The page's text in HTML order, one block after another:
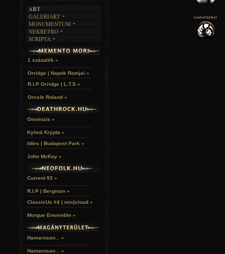
ART
GALERIART
ARTGALERI
KÉPREGÉNYEK
LAKÁSKULTS
MONUMENTUM
TEMETŐK
TEMPLOMOK
VÁRAK
HELYEK
NEKRETRO
SZUBKULT
FEKETE LYUK
RELIKVIÁK
SCRIPTA
NOVELLÁK
VERSEK
1 százalék »
Orridge | Napok Romjai »
R.I.P Orridge | L.T.S »
Orcsik Roland »
Omniozis »
Kylmä Krypta »
Idles | Budapest Park »
John McKay »
Current 93 »
R.I.P | Bergman »
ClassicUs #4 | mix|cloud »
Morgue Ensemble »
Hamarosan... »
Hamarosan... »